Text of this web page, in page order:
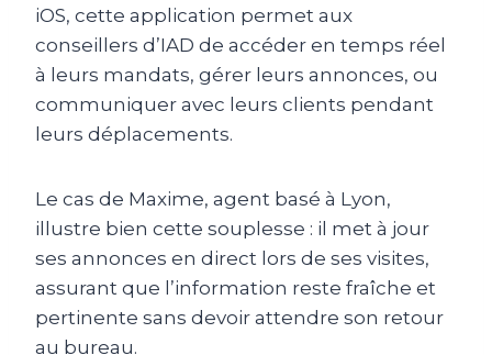
iOS, cette application permet aux
conseillers d’IAD de accéder en temps réel
à leurs mandats, gérer leurs annonces, ou
communiquer avec leurs clients pendant
leurs déplacements.
Le cas de Maxime, agent basé à Lyon,
illustre bien cette souplesse : il met à jour
ses annonces en direct lors de ses visites,
assurant que l’information reste fraîche et
pertinente sans devoir attendre son retour
au bureau.